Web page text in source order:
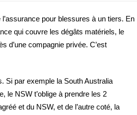
pour blessures à un tiers. En
qui couvre les dégâts matériels, le
d’une compagnie privée. C’est
Si par exemple la South Australia
le NSW t’oblige à prendre les 2
et du NSW, et de l’autre coté, la